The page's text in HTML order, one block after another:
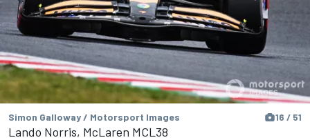
Simon Galloway / Motorsport Images 16 / 51
Lando Norris, McLaren MCL38